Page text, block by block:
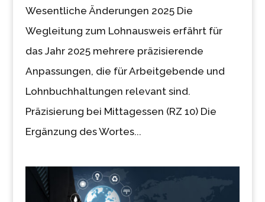
Wesentliche Änderungen 2025 Die
Wegleitung zum Lohnausweis erfährt für
das Jahr 2025 mehrere präzisierende
Anpassungen, die für Arbeitgebende und
Lohnbuchhaltungen relevant sind.
Präzisierung bei Mittagessen (RZ 10) Die
Ergänzung des Wortes...